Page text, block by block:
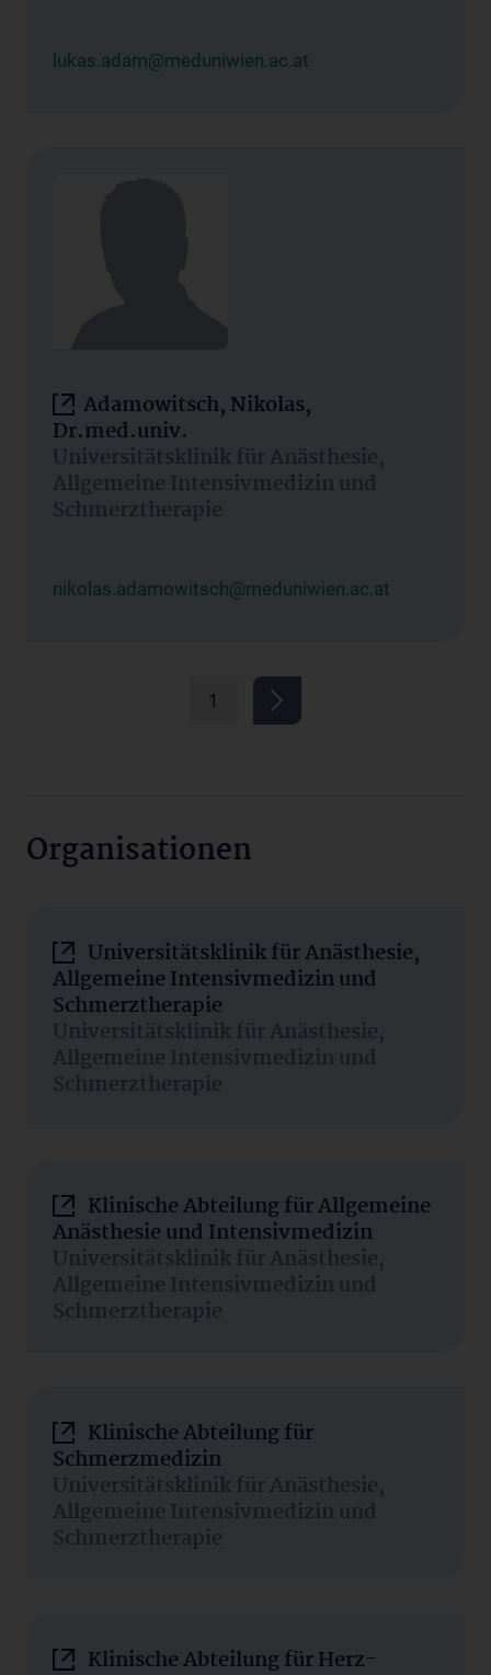
lukas.adam@meduniwien.ac.at
Adamowitsch, Nikolas,
Dr.med.univ.
Universitätsklinik für Anästhesie,
Allgemeine Intensivmedizin und
Schmerztherapie
nikolas.adamowitsch@meduniwien.ac.at
1
Organisationen
Universitätsklinik für Anästhesie,
Allgemeine Intensivmedizin und
Schmerztherapie
Universitätsklinik für Anästhesie,
Allgemeine Intensivmedizin und
Schmerztherapie
Klinische Abteilung für Allgemeine
Anästhesie und Intensivmedizin
Universitätsklinik für Anästhesie,
Allgemeine Intensivmedizin und
Schmerztherapie
Klinische Abteilung für
Schmerzmedizin
Universitätsklinik für Anästhesie,
Allgemeine Intensivmedizin und
Schmerztherapie
Klinische Abteilung für Herz-